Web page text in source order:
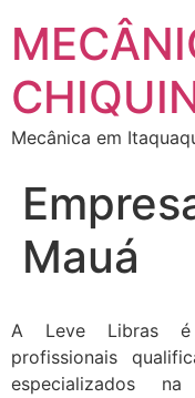
Mecânica em
Mauá
A Leve Libras é
profissionais
especializados